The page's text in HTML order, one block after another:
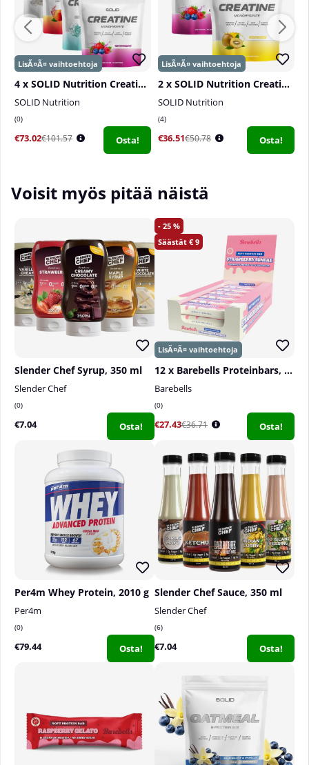
4 x SOLID Nutrition Creatine Monohydrate, 400 g
SOLID Nutrition
0
€73.02€101.57 Osta!
2 x SOLID Nutrition Creatine Monohydrate, 400 g
SOLID Nutrition
4
€36.51€50.78 Osta!
Voisit myös pitää näistä
Slender Chef Syrup, 350 ml
Slender Chef
0
€7.04 Osta!
25
9
12 x Barebells Proteinbars, 55 g
Barebells
0
€27.43€36.71 Osta!
Per4m Whey Protein, 2010 g
Per4m
0
€79.44 Osta!
Slender Chef Sauce, 350 ml
Slender Chef
6
€7.04 Osta!